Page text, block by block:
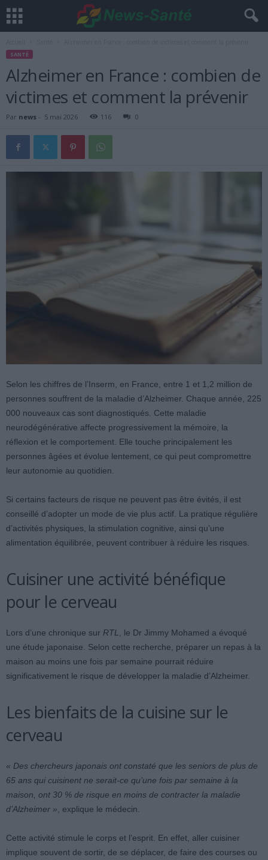
SANTÉ
Alzheimer en France : combien de
victimes et comment la prévenir
Par news - 5 mai 2026 116 0
Selon les chiffres de l’Inserm, en France, entre 1 et 1,2 million de
personnes souffrent de la maladie d’Alzheimer. Chaque année, 225
000 nouveaux cas sont diagnostiqués. Cette maladie
neurodégénérative affecte progressivement la mémoire, la
réflexion et le comportement. Elle touche principalement les
personnes âgées et évolue lentement, ce qui peut compromettre
leur autonomie au quotidien.
Si certains facteurs de risque ne peuvent pas être évités, il est
conseillé d’adopter un mode de vie plus actif. La pratique régulière
d’activités physiques, la stimulation cognitive, ainsi qu’une
alimentation équilibrée, peuvent contribuer à réduire les risques.
Cuisiner une activité bénéfique
pour le cerveau
Lors d’une chronique sur RTL
, le Dr Jimmy Mohamed a évoqué
une étude japonaise. Selon cette recherche, préparer un repas à la
maison au moins une fois par semaine pourrait réduire
significativement le risque de développer la maladie d’Alzheimer.
Les bienfaits de la cuisine sur le
cerveau
« Des chercheurs japonais ont constaté que les seniors de plus de
65 ans qui cuisinent ne serait-ce qu’une fois par semaine à la
maison, ont 30 % de risque en moins de contracter la maladie
d’Alzheimer » , explique le médecin.
Cette activité stimule le corps et l’esprit. En effet, aller cuisiner
implique souvent de sortir, de se déplacer, de faire des courses ou